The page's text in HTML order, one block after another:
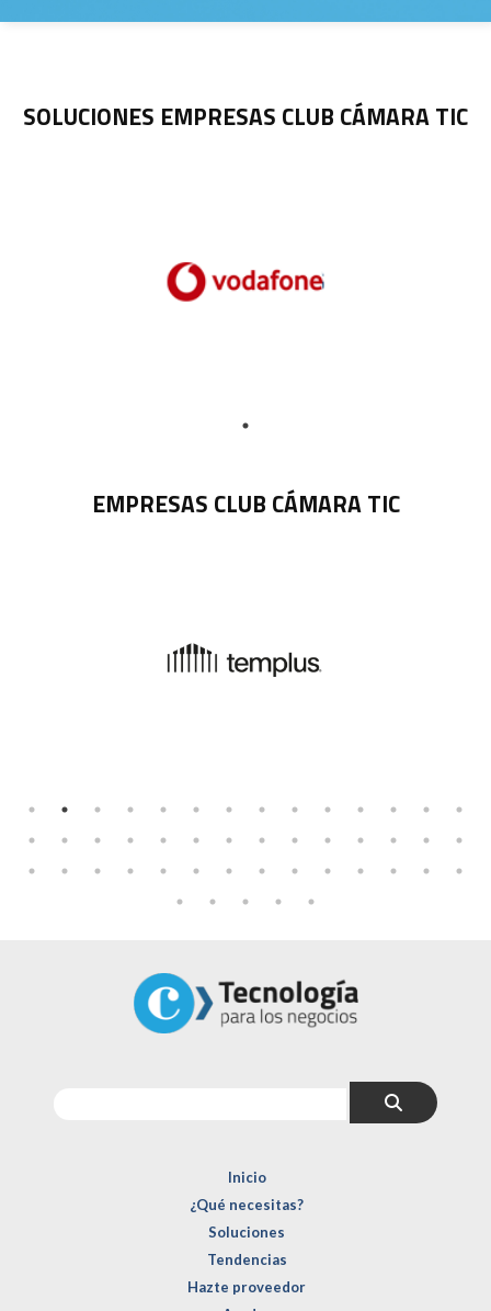
SOLUCIONES EMPRESAS CLUB CÁMARA TIC
EMPRESAS CLUB CÁMARA TIC
Inicio
¿Qué necesitas?
Soluciones
Tendencias
Hazte proveedor